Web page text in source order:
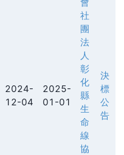
2024-
12-04
2025-
01-01
社
團
法
人
彰
化
縣
生
命
線
協
決
標
公
告